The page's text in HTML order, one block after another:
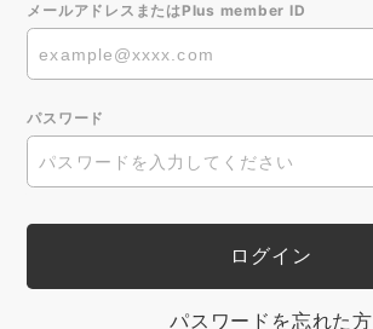
メールアドレスまたはPlus member ID
パスワード
パスワードを忘れた方